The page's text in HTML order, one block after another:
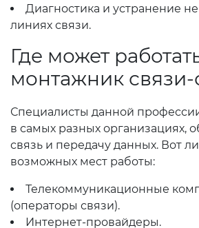
Диагностика и устранение
линиях связи.
Где может
монтажник
Специалисты данной
в самых разных организациях,
связь и передачу данных. Вот
возможных мест работы:
Телекоммуникационные
(операторы связи).
Интернет-провайдеры.